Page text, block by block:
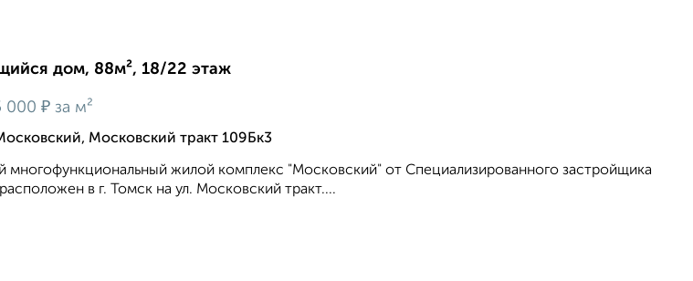
дом, 88м², 18/22 этаж
000 ₽ за м²
Московский тракт 109Бк3
многофункциональный жилой комплекс "Московский" от Специализированного застройщика
в г. Томск на ул. Московский тракт....